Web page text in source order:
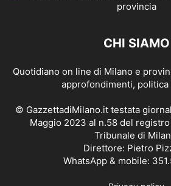
CHI SIAMO
Quotidiano on line di Milano e
approfondimenti, politica
© GazzettadiMilano.it testata
Maggio 2023 al n.58 del
Tribunale di
Direttore: Pietro
WhatsApp & mobile: